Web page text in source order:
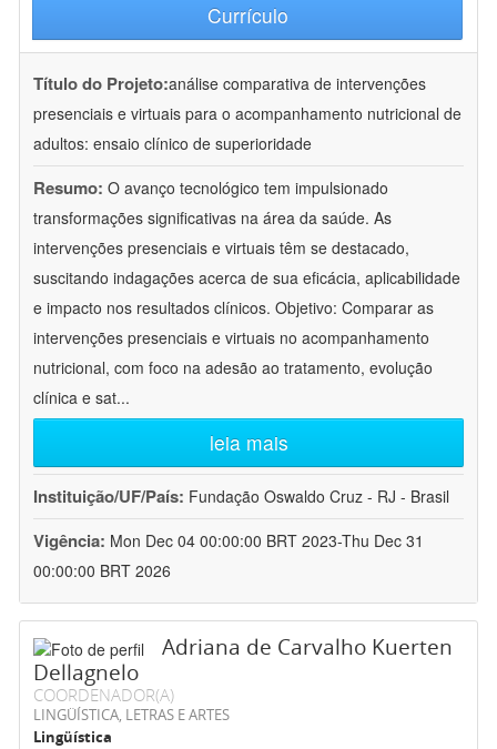
Currículo
Título do Projeto:análise comparativa de intervenções
presenciais e virtuais para o acompanhamento nutricional de
adultos: ensaio clínico de superioridade
Resumo: O avanço tecnológico tem impulsionado
transformações significativas na área da saúde. As
intervenções presenciais e virtuais têm se destacado,
suscitando indagações acerca de sua eficácia, aplicabilidade
e impacto nos resultados clínicos. Objetivo: Comparar as
intervenções presenciais e virtuais no acompanhamento
nutricional, com foco na adesão ao tratamento, evolução
clínica e sat...
leia mais
Instituição/UF/País: Fundação Oswaldo Cruz - RJ - Brasil
Vigência: Mon Dec 04 00:00:00 BRT 2023-Thu Dec 31
00:00:00 BRT 2026
Adriana de Carvalho Kuerten
Dellagnelo
COORDENADOR(A)
LINGÜÍSTICA, LETRAS E ARTES
Lingüística